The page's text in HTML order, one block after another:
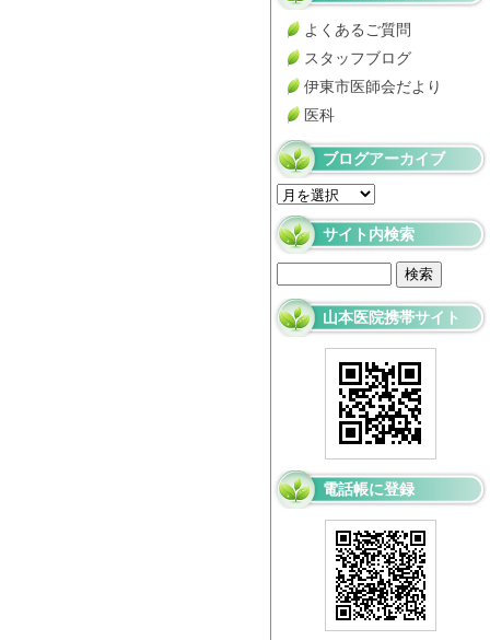
よくあるご質問
スタッフブログ
伊東市医師会だより
医科
ブログアーカイブ
サイト内検索
山本医院携帯サイト
電話帳に登録